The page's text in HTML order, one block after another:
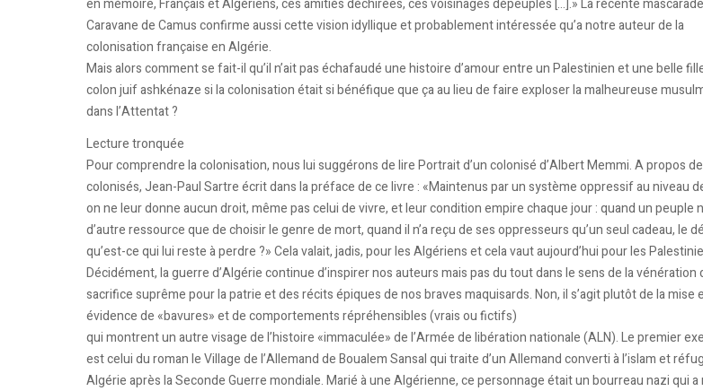
en mémoire, Français et Algériens, ces amitiés déchirées, ces voisinages dépeuplés […].» La récente
Caravane de Camus confirme aussi cette vision idyllique et probablement intéressée qu’a notre auteur de la
colonisation française en Algérie.
Mais alors comment se fait-il qu’il n’ait pas échafaudé une histoire d’amour entre un Palestinien et une belle
colon juif ashkénaze si la colonisation était si bénéfique que ça au lieu de faire exploser la malheureuse
dans l’Attentat ?
Lecture tronquée
Pour comprendre la colonisation, nous lui suggérons de lire Portrait d’un colonisé d’Albert Memmi. A propos
colonisés, Jean-Paul Sartre écrit dans la préface de ce livre : «Maintenus par un système oppressif au niveau
on ne leur donne aucun droit, même pas celui de vivre, et leur condition empire chaque jour : quand un peuple
d’autre ressource que de choisir le genre de mort, quand il n’a reçu de ses oppresseurs qu’un seul cadeau, le
qu’est-ce qui lui reste à perdre ?» Cela valait, jadis, pour les Algériens et cela vaut aujourd’hui pour les
Décidément, la guerre d’Algérie continue d’inspirer nos auteurs mais pas du tout dans le sens de la vénération
sacrifice suprême pour la patrie et des récits épiques de nos braves maquisards. Non, il s’agit plutôt de la mise
évidence de «bavures» et de comportements répréhensibles (vrais ou fictifs)
qui montrent un autre visage de l’histoire «immaculée» de l’Armée de libération nationale (ALN). Le premier
est celui du roman le Village de l’Allemand de Boualem Sansal qui traite d’un Allemand converti à l’islam et
Algérie après la Seconde Guerre mondiale. Marié à une Algérienne, ce personnage était un bourreau nazi qui a